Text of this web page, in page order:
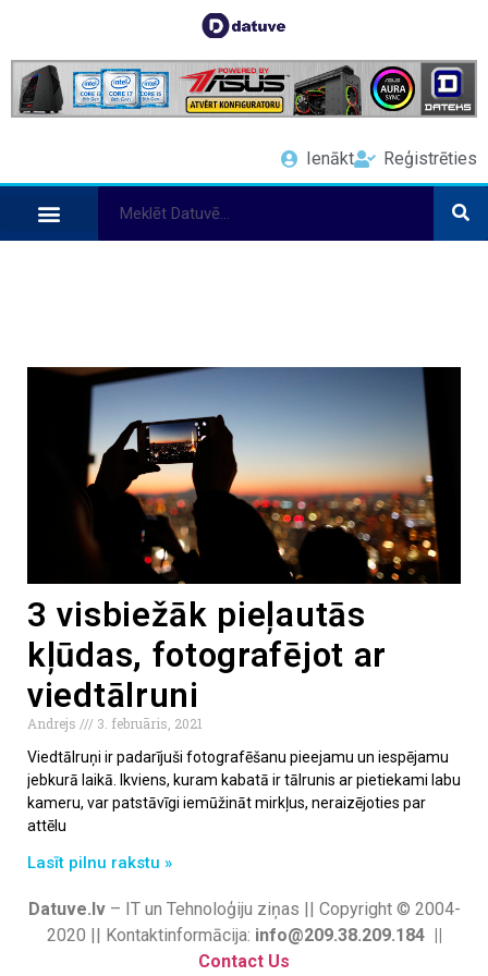
Ienākt Reģistrēties
3 visbiežāk pieļautās
kļūdas, fotografējot ar
viedtālruni
Andrejs
3. februāris, 2021
Viedtālruņi ir padarījuši fotografēšanu pieejamu un iespējamu
jebkurā laikā. Ikviens, kuram kabatā ir tālrunis ar pietiekami labu
kameru, var patstāvīgi iemūžināt mirkļus, neraizējoties par
attēlu
Lasīt pilnu rakstu »
Datuve.lv– IT un Tehnoloģiju ziņas || Copyright © 2004-
2020 || Kontaktinformācija: info@209.38.209.184 ||
Contact Us